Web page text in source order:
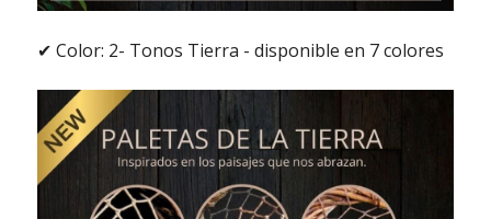
✔ Color: 2- Tonos Tierra - disponible en 7 colores